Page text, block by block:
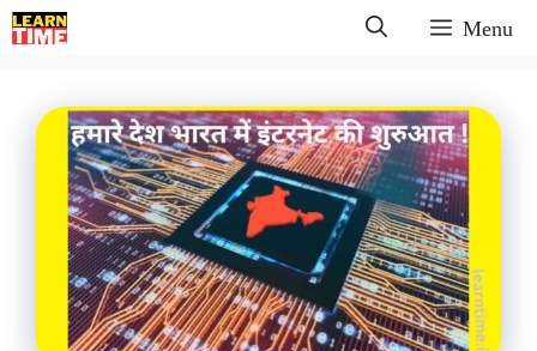
Skip
to
Menu